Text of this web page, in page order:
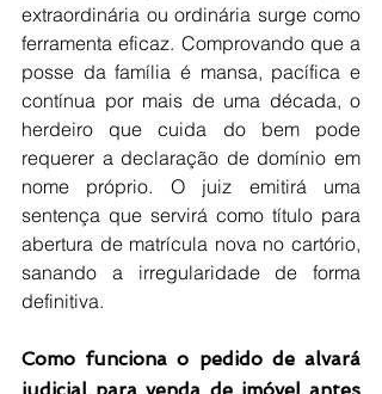
extraordinária ou ordinária surge como
ferramenta eficaz. Comprovando que a
posse da família é mansa, pacífica e
contínua por mais de uma década, o
herdeiro que cuida do bem pode
requerer a declaração de domínio em
nome próprio. O juiz emitirá uma
sentença que servirá como título para
abertura de matrícula nova no cartório,
sanando a irregularidade de forma
definitiva.
Como funciona o pedido de alvará
judicial para venda de imóvel antes